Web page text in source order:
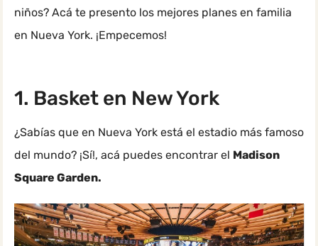
niños? Acá te presento los mejores planes en familia
en Nueva York. ¡Empecemos!
1. Basket en New York
¿Sabías que en Nueva York está el estadio más famoso
del mundo? ¡Sí!, acá puedes encontrar el Madison
Square Garden.